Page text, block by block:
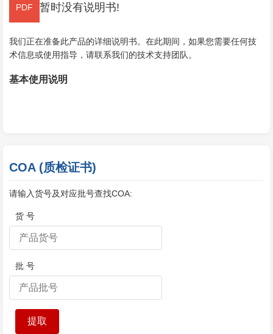
暂时没有说明书!
我们正在准备此产品的详细说明书。在此期间，如果您需要任何技
术信息或使用指导，请联系我们的技术支持团队。
基本使用说明
COA (质检证书)
请输入货号及对应批号查找COA:
货 号
批 号